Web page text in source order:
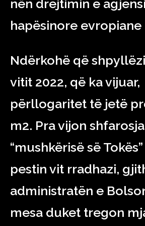
nën drejtimin e
hapësinore evropiane
Ndërkohë që
vitit 2022, që ka vijuar,
përllogaritet të jetë
m2. Pra vijon
“mushkërisë së
pestin vit rradhazi,
administratën e
mesa duket tregon